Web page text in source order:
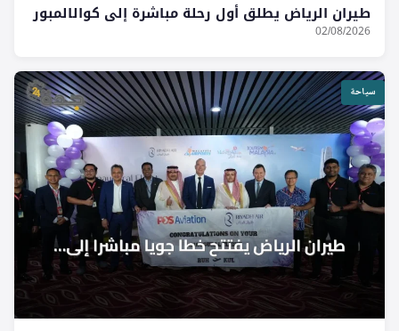
طيران الرياض يطلق أول رحلة مباشرة إلى كوالالمبور
02/08/2026
سياحة